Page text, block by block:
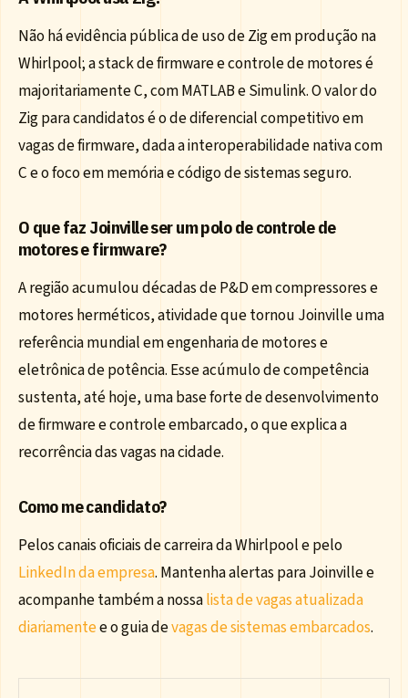
Não há evidência pública de uso de Zig em produção na
Whirlpool; a stack de firmware e controle de motores é
majoritariamente C, com MATLAB e Simulink. O valor do
Zig para candidatos é o de diferencial competitivo em
vagas de firmware, dada a interoperabilidade nativa com
C e o foco em memória e código de sistemas seguro.
O que faz Joinville ser um polo de controle de
motores e firmware?
A região acumulou décadas de P&D em compressores e
motores herméticos, atividade que tornou Joinville uma
referência mundial em engenharia de motores e
eletrônica de potência. Esse acúmulo de competência
sustenta, até hoje, uma base forte de desenvolvimento
de firmware e controle embarcado, o que explica a
recorrência das vagas na cidade.
Como me candidato?
Pelos canais oficiais de carreira da Whirlpool e pelo
LinkedIn da empresa. Mantenha alertas para Joinville e
acompanhe também a nossalista de vagas atualizada
diariamentee o guia devagas de sistemas embarcados.